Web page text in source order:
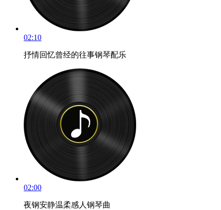
02:10
抒情回忆曾经的往事钢琴配乐
02:00
夜钢安静温柔感人钢琴曲